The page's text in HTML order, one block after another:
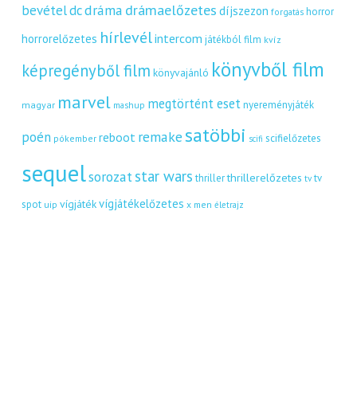
bevételdcdráma drámaelőzetes díjszezon forgatás horror
horrorelőzetes hírlevélintercom játékból film kvíz
képregényből film könyvajánló könyvből film
magyar marvel mashup megtörtént eset nyereményjáték
poén pókember reboot remakesatöbbi scifi scifielőzetes
sequelsorozatstar wars thriller thrillerelőzetes tv tv
spot uip vígjátékvígjátékelőzetes x men életrajz